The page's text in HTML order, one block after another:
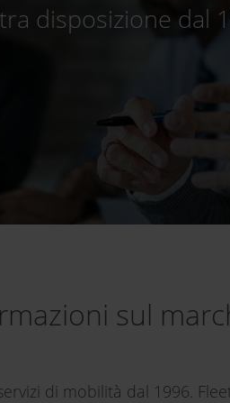
disposizione dal
sul
di mobilità dal 1996.